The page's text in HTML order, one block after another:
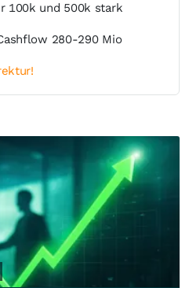
100k und 500k stark
280-290 Mio